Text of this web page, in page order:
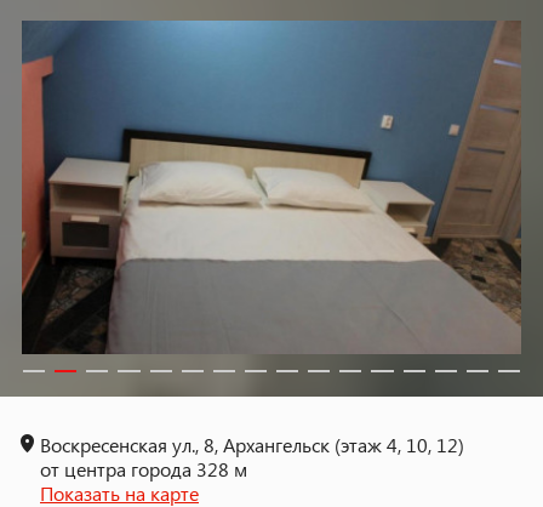
Воскресенская ул., 8, Архангельск (этаж 4, 10, 12)
от центра города 328 м
Показать на карте